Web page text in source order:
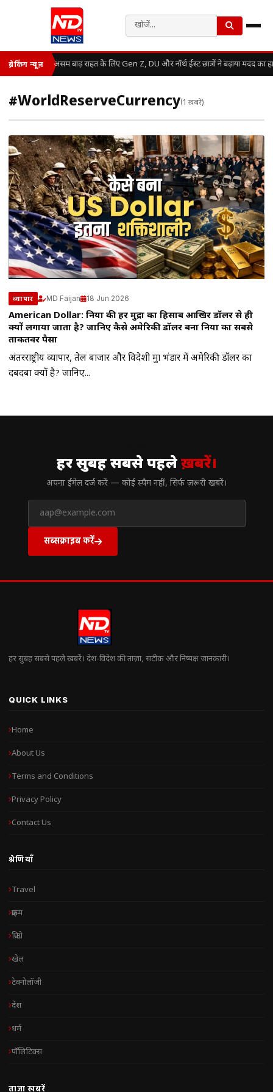
ब्रेकिंग न्यूज़ असम बाढ़ राहत के लिए Gen Z, DU और नॉर्थ ईस्ट छात्रों ने बढ़ाया मदद का
#WorldReserveCurrency(1 खबरें)
व्यापार MD Faijan 18 Jun 2026
American Dollar: दुनिया की हर मुद्रा का हिसाब आखिर डॉलर से ही
क्यों लगाया जाता है? जानिए कैसे अमेरिकी डॉलर बना दुनिया का सबसे
ताकतवर पैसा
अंतरराष्ट्रीय व्यापार, तेल बाजार और विदेशी मुद्रा भंडार में अमेरिकी डॉलर का
दबदबा क्यों है? जानिए...
हर सुबह सबसे पहलेख़बरें।
अपना ईमेल दर्ज करें — कोई स्पैम नहीं, सिर्फ ज़रूरी खबरें।
सब्सक्राइब करें
हर सुबह सबसे पहले खबरें। देश-विदेश की ताज़ा, सटीक और निष्पक्ष जानकारी।
QUICK LINKS
Home
About Us
Terms and Conditions
Privacy Policy
Contact Us
श्रेणियाँ
Travel
क्राइम
क्रिप्टो
खेल
टेक्नोलॉजी
देश
धर्म
पॉलिटिक्स
ताज़ा खबरें